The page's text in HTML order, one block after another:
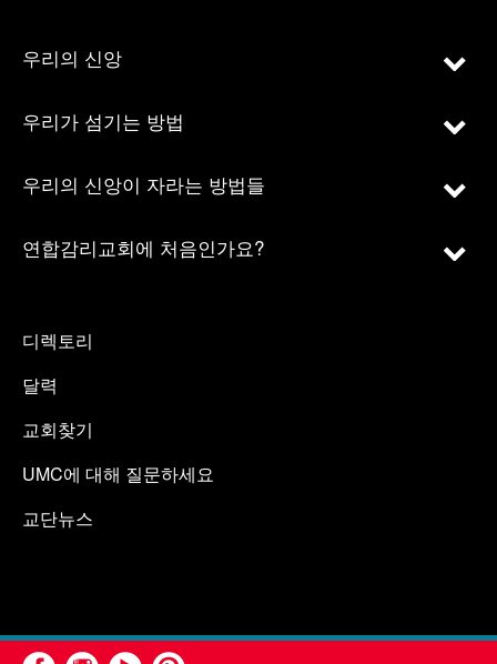
우리의 신앙
우리가 섬기는 방법
우리의 신앙이 자라는 방법들
연합감리교회에 처음인가요?
디렉토리
달력
교회찾기
UMC에 대해 질문하세요
교단뉴스